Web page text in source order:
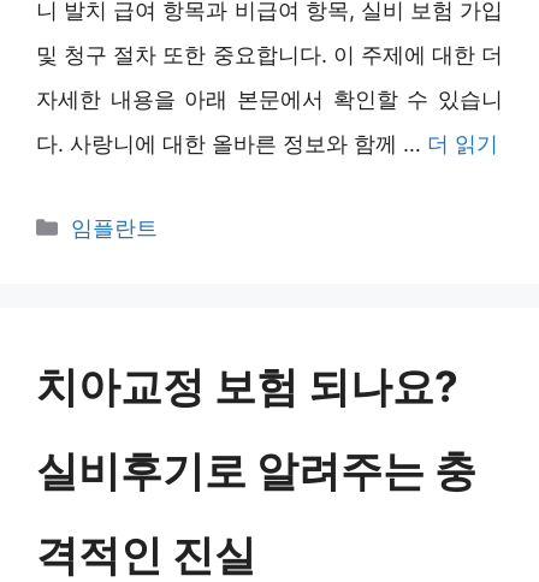
니 발치 급여 항목과 비급여 항목, 실비 보험 가입
및 청구 절차 또한 중요합니다. 이 주제에 대한 더
자세한 내용을 아래 본문에서 확인할 수 있습니
다. 사랑니에 대한 올바른 정보와 함께 … 더 읽기
카
임플란트
치아교정 보험 되나요?
실비후기로 알려주는 충
격적인 진실